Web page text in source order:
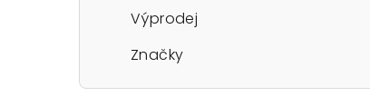
Výprodej
Značky